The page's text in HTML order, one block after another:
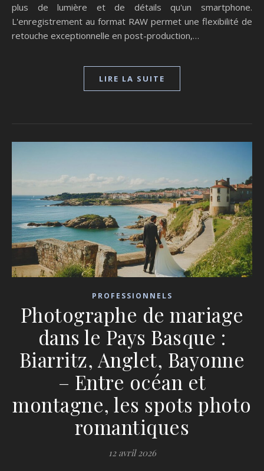
plus de lumière et de détails qu'un smartphone.
L'enregistrement au format RAW permet une flexibilité de
retouche exceptionnelle en post-production,…
LIRE LA SUITE
PROFESSIONNELS
Photographe de mariage
dans le Pays Basque :
Biarritz, Anglet, Bayonne
– Entre océan et
montagne, les spots photo
romantiques
12 avril 2026